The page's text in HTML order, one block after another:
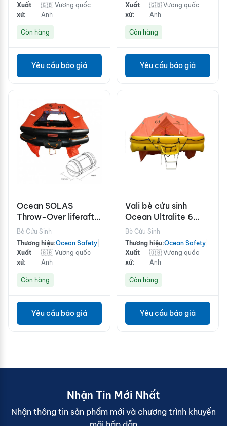
Xuất
xứ:
🇬🇧 Vương quốc
Anh
Còn hàng
Yêu cầu báo giá
Xuất
xứ:
🇬🇧 Vương quốc
Anh
Còn hàng
Yêu cầu báo giá
Ocean SOLAS
Throw-Over liferaft
12 Person
Bè Cứu Sinh
Thương hiệu:Ocean Safety
Xuất
xứ:
🇬🇧 Vương quốc
Anh
Còn hàng
Yêu cầu báo giá
Vali bè cứu sinh
Ocean Ultralite 6
người
Bè Cứu Sinh
Thương hiệu:Ocean Safety
Xuất
xứ:
🇬🇧 Vương quốc
Anh
Còn hàng
Yêu cầu báo giá
Nhận Tin Mới Nhất
Nhận thông tin sản phẩm mới và chương trình khuyến